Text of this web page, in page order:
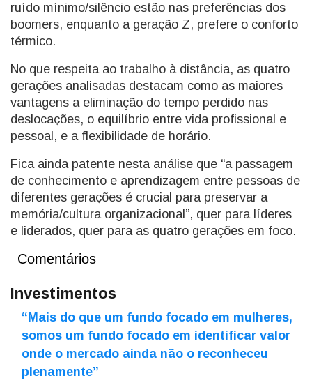
ruído mínimo/silêncio estão nas preferências dos
boomers, enquanto a geração Z, prefere o conforto
térmico.
No que respeita ao trabalho à distância, as quatro
gerações analisadas destacam como as maiores
vantagens a eliminação do tempo perdido nas
deslocações, o equilíbrio entre vida profissional e
pessoal, e a flexibilidade de horário.
Fica ainda patente nesta análise que “a passagem
de conhecimento e aprendizagem entre pessoas de
diferentes gerações é crucial para preservar a
memória/cultura organizacional”, quer para líderes
e liderados, quer para as quatro gerações em foco.
Comentários
Investimentos
“Mais do que um fundo focado em mulheres,
somos um fundo focado em identificar valor
onde o mercado ainda não o reconheceu
plenamente”